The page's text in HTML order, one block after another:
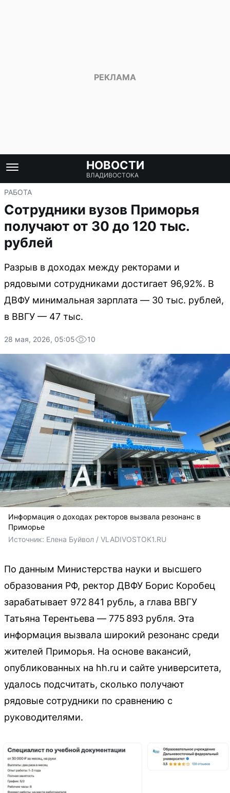
НОВОСТИ
ВЛАДИВОСТОКА
РАБОТА
Сотрудники вузов Приморья
получают от 30 до 120 тыс.
рублей
Разрыв в доходах между ректорами и
рядовыми сотрудниками достигает 96,92%. В
ДВФУ минимальная зарплата — 30 тыс. рублей,
в ВВГУ — 47 тыс.
28 мая, 2026, 05:05 10
Информация о доходах ректоров вызвала резонанс в
Приморье
Источник: Елена Буйвол / VLADIVOSTOK1.RU
По данным Министерства науки и высшего
образования РФ, ректор ДВФУ Борис Коробец
зарабатывает 972 841 рубль, а глава ВВГУ
Татьяна Терентьева — 775 893 рубля. Эта
информация вызвала широкий резонанс среди
жителей Приморья. На основе вакансий,
опубликованных на hh.ru и сайте университета,
удалось подсчитать, сколько получают
рядовые сотрудники по сравнению с
руководителями.